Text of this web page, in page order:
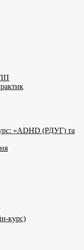
«ADHD (РДУГ) та
курс)